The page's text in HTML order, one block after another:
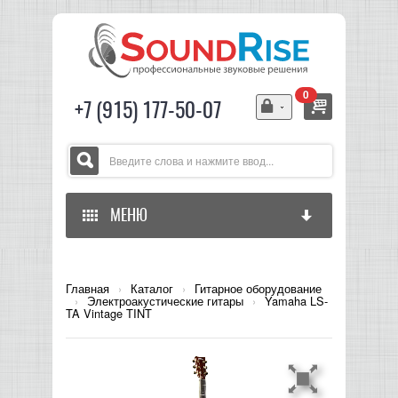
+7 (915) 177-50-07
0
МЕНЮ
ЗВУКОВОЕ ОБОРУДОВАНИЕ
Главная › Каталог › Гитарное оборудование
› Электроакустические гитары › Yamaha LS-
TA Vintage TINT